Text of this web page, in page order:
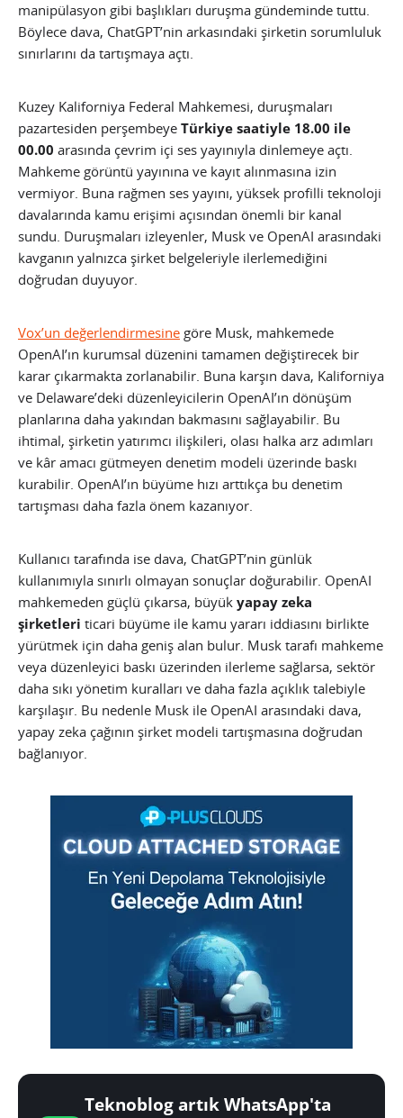
manipülasyon gibi başlıkları duruşma gündeminde tuttu.
Böylece dava, ChatGPT’nin arkasındaki şirketin sorumluluk
sınırlarını da tartışmaya açtı.
Kuzey Kaliforniya Federal Mahkemesi, duruşmaları
pazartesiden perşembeye Türkiye saatiyle 18.00 ile
00.00 arasında çevrim içi ses yayınıyla dinlemeye açtı.
Mahkeme görüntü yayınına ve kayıt alınmasına izin
vermiyor. Buna rağmen ses yayını, yüksek profilli teknoloji
davalarında kamu erişimi açısından önemli bir kanal
sundu. Duruşmaları izleyenler, Musk ve OpenAI arasındaki
kavganın yalnızca şirket belgeleriyle ilerlemediğini
doğrudan duyuyor.
Vox’un değerlendirmesine göre Musk, mahkemede
OpenAI’ın kurumsal düzenini tamamen değiştirecek bir
karar çıkarmakta zorlanabilir. Buna karşın dava, Kaliforniya
ve Delaware’deki düzenleyicilerin OpenAI’ın dönüşüm
planlarına daha yakından bakmasını sağlayabilir. Bu
ihtimal, şirketin yatırımcı ilişkileri, olası halka arz adımları
ve kâr amacı gütmeyen denetim modeli üzerinde baskı
kurabilir. OpenAI’ın büyüme hızı arttıkça bu denetim
tartışması daha fazla önem kazanıyor.
Kullanıcı tarafında ise dava, ChatGPT’nin günlük
kullanımıyla sınırlı olmayan sonuçlar doğurabilir. OpenAI
mahkemeden güçlü çıkarsa, büyük yapay zeka
şirketleri ticari büyüme ile kamu yararı iddiasını birlikte
yürütmek için daha geniş alan bulur. Musk tarafı mahkeme
veya düzenleyici baskı üzerinden ilerleme sağlarsa, sektör
daha sıkı yönetim kuralları ve daha fazla açıklık talebiyle
karşılaşır. Bu nedenle Musk ile OpenAI arasındaki dava,
yapay zeka çağının şirket modeli tartışmasına doğrudan
bağlanıyor.
Teknoblog artık WhatsApp'ta